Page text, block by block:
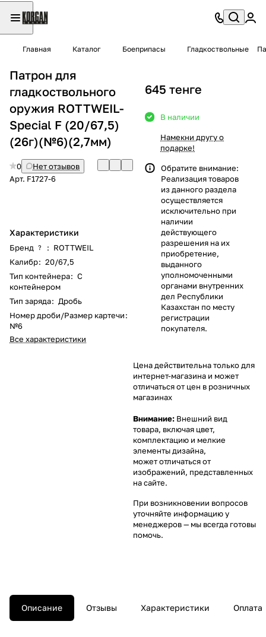
Главная Каталог Боеприпасы Гладкоствольные
Патрон для
гладкоствольного
оружия ROTTWEIL-
Special F (20/67,5)
(26г)(№6)(2,7мм)
0
Нет отзывов
Арт. F1727-6
Характеристики
Бренд ? : ROTTWEIL
Калибр: 20/67,5
Тип контейнера: С
контейнером
Тип заряда: Дробь
Номер дроби/Размер картечи:
№6
Все характеристики
645 тенге
В наличии
Намекни другу о
подарке!
Обратите внимание:
Реализация товаров
из данного раздела
осуществляется
исключительно при
наличии
действующего
разрешения на их
приобретение,
выданного
уполномоченными
органами внутренних
дел Республики
Казахстан по месту
регистрации
покупателя.
Цена действительна только для
интернет-магазина и может
отличаться от цен в розничных
магазинах
Внимание: Внешний вид
товара, включая цвет,
комплектацию и мелкие
элементы дизайна,
может отличаться от
изображений, представленных
на сайте.
При возникновении вопросов
уточняйте информацию у
менеджеров— мы всегда готовы
помочь.
Описание Отзывы Характеристики Оплата